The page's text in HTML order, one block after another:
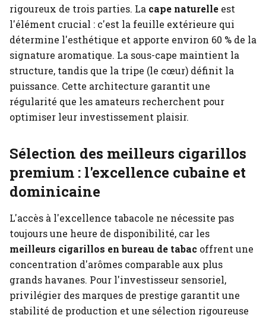
rigoureux de trois parties. La cape naturelle est
l'élément crucial : c'est la feuille extérieure qui
détermine l'esthétique et apporte environ 60 % de la
signature aromatique. La sous-cape maintient la
structure, tandis que la tripe (le cœur) définit la
puissance. Cette architecture garantit une
régularité que les amateurs recherchent pour
optimiser leur investissement plaisir.
Sélection des meilleurs cigarillos
premium : l'excellence cubaine et
dominicaine
L'accès à l'excellence tabacole ne nécessite pas
toujours une heure de disponibilité, car les
meilleurs cigarillos en bureau de tabac offrent une
concentration d'arômes comparable aux plus
grands havanes. Pour l'investisseur sensoriel,
privilégier des marques de prestige garantit une
stabilité de production et une sélection rigoureuse